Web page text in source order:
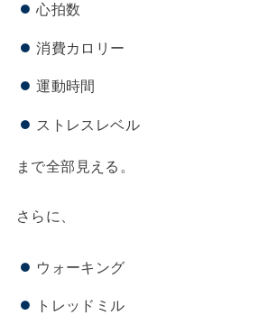
心拍数
消費カロリー
運動時間
ストレスレベル
まで全部見える。
さらに、
ウォーキング
トレッドミル